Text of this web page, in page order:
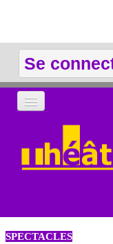
Se
LA
LE CLUB
SPECTACLES